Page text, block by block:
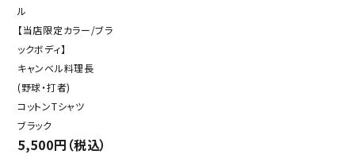
ル
【当店限定カラー/ブラ
ックボディ】
キャンベル料理長
(野球・打者)
コットンTシャツ
ブラック
5,500円（税込）